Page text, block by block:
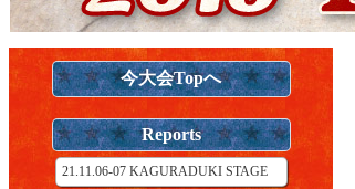
今大会Topへ
Reports
21.11.06-07 KAGURADUKI STAGE